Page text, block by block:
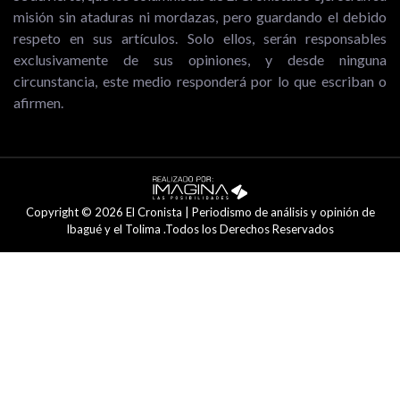
misión sin ataduras ni mordazas, pero guardando el debido
respeto en sus artículos. Solo ellos, serán responsables
exclusivamente de sus opiniones, y desde ninguna
circunstancia, este medio responderá por lo que escriban o
afirmen.
Copyright © 2026 El Cronista | Periodismo de análisis y opinión de
Ibagué y el Tolima .Todos los Derechos Reservados